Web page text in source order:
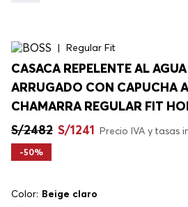
Regular Fit
CASACA REPELENTE AL
ARRUGADO CON CAPUCHA
CHAMARRA REGULAR FIT
S/2482 S/1241 Precio IVA y tasas
-50%
Color: Beige claro